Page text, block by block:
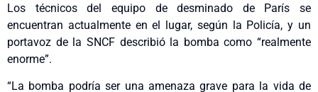
Los técnicos del equipo de desminado de París se
encuentran actualmente en el lugar, según la Policía, y un
portavoz de la SNCF describió la bomba como “realmente
enorme”.
“La bomba podría ser una amenaza grave para la vida de